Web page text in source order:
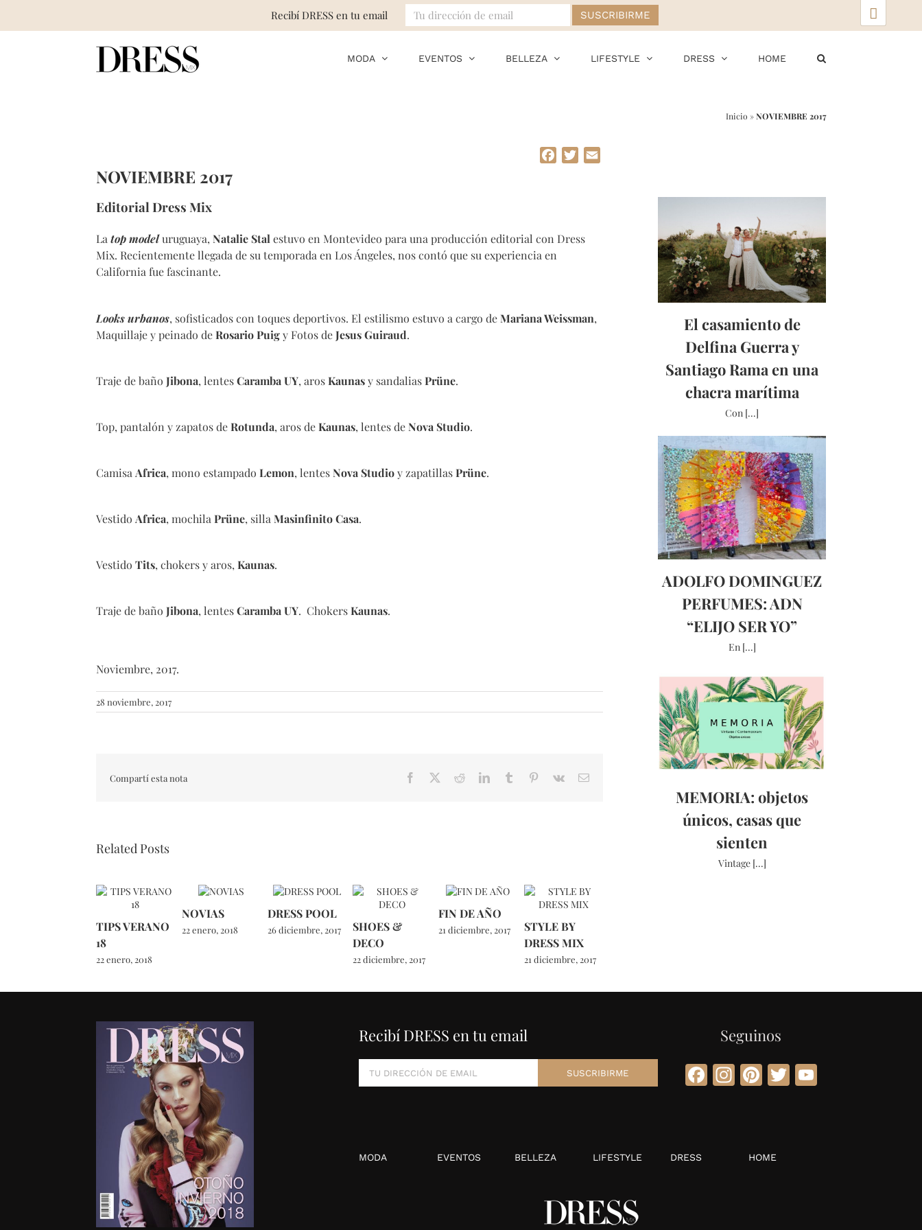
MODA EVENTOS BELLEZA LIFESTYLE DRESS HOME
Inicio »NOVIEMBRE 2017
Facebook
Twitter
NOVIEMBRE 2017
Editorial Dress Mix
La top modeluruguaya, Natalie Stal estuvo en Montevideo para una producción editorial con Dress
Mix. Recientemente llegada de su temporada en Los Ángeles, nos contó que su experiencia en
California fue fascinante.
Looks urbanos, sofisticados con toques deportivos. El estilismo estuvo a cargo deMariana Weissman,
Maquillaje y peinado deRosario Puigy Fotos deJesus Guiraud.
Traje de baño Jibona, lentesCaramba UY, arosKaunasy sandaliasPrüne.
Top, pantalón y zapatos deRotunda, aros deKaunas, lentes deNova Studio.
Camisa Africa, mono estampado Lemon, lentesNova Studioy zapatillasPrüne.
Vestido Africa, mochila Prüne, silla Masinfinito Casa.
Vestido Tits, chokers y aros, Kaunas.
Traje de baño Jibona, lentesCaramba UY. ChokersKaunas.
Noviembre, 2017.
28 noviembre, 2017
Compartí esta nota Facebook RedditLinkedInTumblr Pinterest
Vk Email
Related Posts
TIPS VERANO
18
22 enero, 2018
NOVIAS
22 enero, 2018
DRESS POOL
26 diciembre, 2017
SHOES &
DECO
22 diciembre, 2017
FIN DE AÑO
21 diciembre, 2017
STYLE BY
DRESS MIX
21 diciembre, 2017
El casamiento de
Delfina Guerra y
Santiago Rama en una
chacra marítima
Con [...]
ADOLFO DOMINGUEZ
PERFUMES: ADN
“ELIJO SER YO”
En [...]
MEMORIA: objetos
únicos, casas que
sienten
Vintage [...]
Recibí DRESS en tu email Seguinos
Facebook
Instagram
Pinterest
TwitterYouTube
MODA EVENTOS BELLEZA LIFESTYLE DRESS HOME
Recibí DRESS en tu email